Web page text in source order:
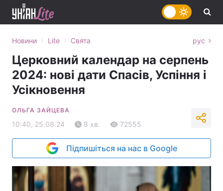
Новини › Lite › Свята рус
Церковний календар на серпень
2024: нові дати Спасів, Успіння і
Усікновення
ОЛЬГА ЗАЙЦЕВА
10:40, 25.08.24 8 хв. 72555
Підпишіться на нас в Google